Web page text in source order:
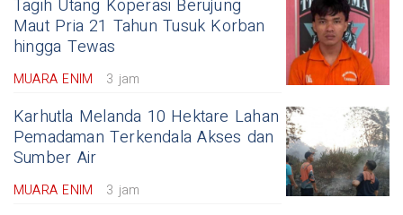
Tagih Utang Koperasi Berujung
Maut Pria 21 Tahun Tusuk Korban
hingga Tewas
MUARA ENIM 3 jam
Karhutla Melanda 10 Hektare Lahan
Pemadaman Terkendala Akses dan
Sumber Air
MUARA ENIM 3 jam